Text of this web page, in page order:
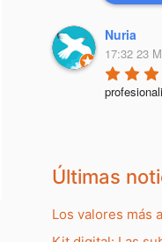
Nuria
17:32 23
Últimas
Los valores más